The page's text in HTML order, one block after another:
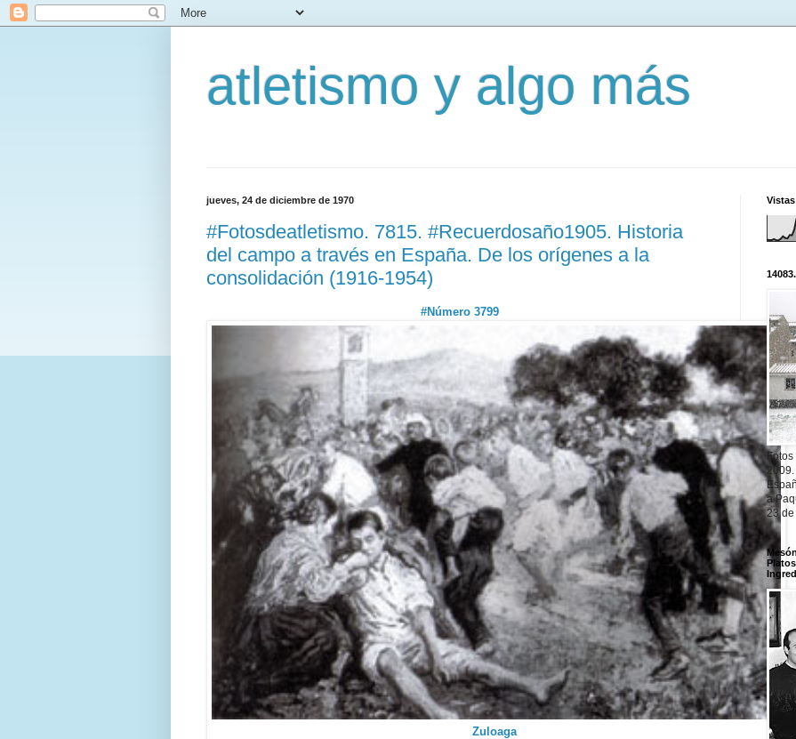
atletismo y algo más
jueves, 24 de diciembre de 1970
#Fotosdeatletismo. 7815. #Recuerdosaño1905. Historia
del campo a través en España. De los orígenes a la
consolidación (1916-1954)
#Número 3799
Zuloaga
2009.
a
23